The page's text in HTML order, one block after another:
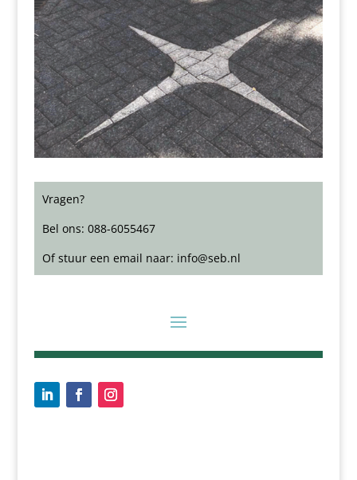
Vragen?
Bel ons: 088-6055467
Of stuur een email naar: info@seb.nl